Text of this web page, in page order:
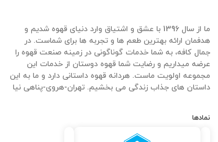
ما از سال 1396 با عشق و اشتیاق وارد دنیای قهوه شدیم و
هدفمان ارائه بهترین طعم ها و تجربه ها برای شماست. در
جمال کافه، به شما خدمات گوناگونی در زمینه صنعت قهوه را
عرضه میداریم و رضایت شما قهوه دوستان از خدمات این
مجموعه اولویت ماست. هردانه قهوه داستانی دارد و ما به این
داستان های جذاب زندگی می بخشیم. تهران-هروی-پناهی نیا
نمادها